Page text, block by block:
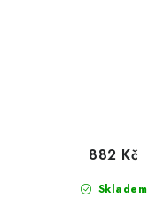
Skladem
882 Kč